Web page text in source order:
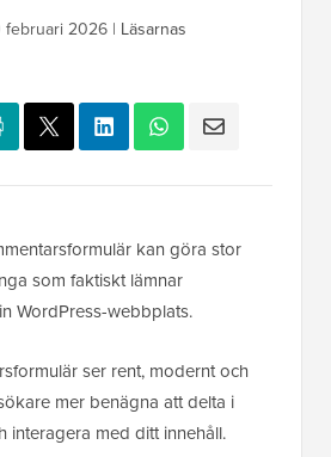
februari 2026 | Läsarnas
kan göra stor
som faktiskt lämnar
WordPress-webbplats.
ser rent, modernt och
mer benägna att delta i
interagera med ditt innehåll.